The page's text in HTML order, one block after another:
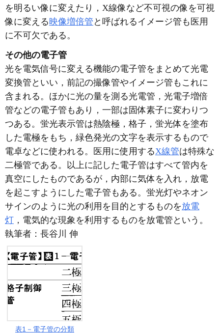
を明るい像に変えたり，X線像など不可視の像を可視
像に変える映像増倍管 と呼ばれるイメージ管も医用
に不可欠である。
その他の電子管
光を電気信号に変える機能の電子管をまとめて光電
変換管といい，前記の撮像管やイメージ管もこれに
含まれる。ほかに光の量を測る光電管，光電子増倍
管などの電子管もあり，一部は固体素子に変わりつ
つある。蛍光表示管は熱陰極，格子，蛍光体を塗布
した電極をもち，緑色発光の文字を表示するもので
電卓などに使われる。医用に使用するX線管は特殊な
二極管である。以上に記した電子管はすべて管内を
真空にしたものであるが，内部に気体を入れ，放電
を起こすようにした電子管もある。蛍光灯やネオン
サインのように光の利用を目的とするものを放電
灯 ，電気的な現象を利用するものを放電管という。
執筆者： 長谷川 伸
表1－電子管の分類